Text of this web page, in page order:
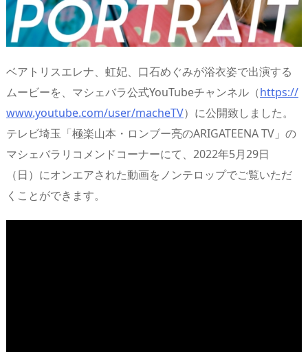
ベアトリスエレナ、虹妃、口石めぐみが浴衣姿で出演する
ムービーを、マシェバラ公式YouTubeチャンネル（https://
www.youtube.com/user/macheTV）に公開致しました。
テレビ埼玉「極楽山本・ロンブー亮のARIGATEENA TV」の
マシェバラリコメンドコーナーにて、2022年5月29日
（日）にオンエアされた動画をノンテロップでご覧いただ
くことができます。